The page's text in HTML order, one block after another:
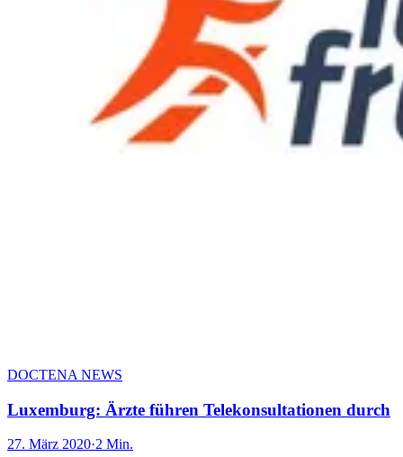
DOCTENA NEWS
Luxemburg: Ärzte führen Telekonsultationen durch
27. März 2020·2 Min.